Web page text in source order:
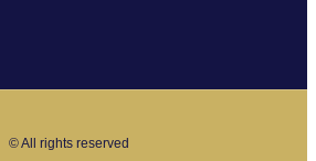
© All rights reserved